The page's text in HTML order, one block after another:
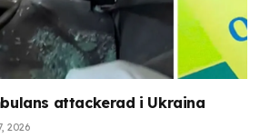
attackerad i Ukraina
2026